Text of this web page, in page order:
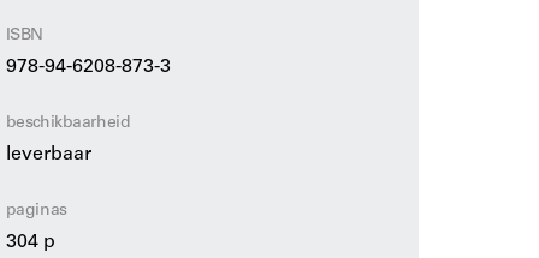
ISBN
978-94-6208-873-3
beschikbaarheid
leverbaar
paginas
304 p